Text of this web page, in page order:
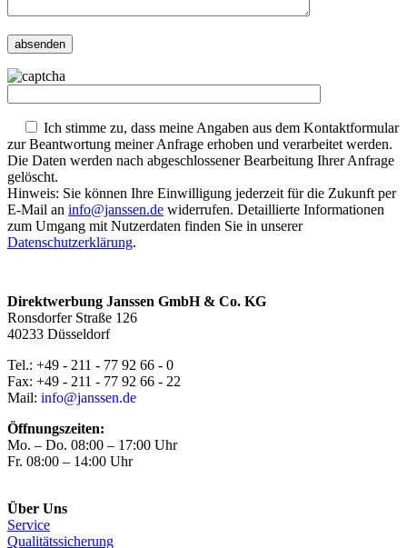
Ich stimme zu, dass meine Angaben aus dem Kontaktformular
zur Beantwortung meiner Anfrage erhoben und verarbeitet werden.
Die Daten werden nach abgeschlossener Bearbeitung Ihrer Anfrage
gelöscht.
Hinweis: Sie können Ihre Einwilligung jederzeit für die Zukunft per
E-Mail an info@janssen.de widerrufen. Detaillierte Informationen
zum Umgang mit Nutzerdaten finden Sie in unserer
Datenschutzerklärung.
Direktwerbung Janssen GmbH & Co. KG
Ronsdorfer Straße 126
40233 Düsseldorf
Tel.: +49 - 211 - 77 92 66 - 0
Fax: +49 - 211 - 77 92 66 - 22
Mail: info@janssen.de
Öffnungszeiten:
Mo. – Do. 08:00 – 17:00 Uhr
Fr. 08:00 – 14:00 Uhr
Über Uns
Service
Qualitätssicherung